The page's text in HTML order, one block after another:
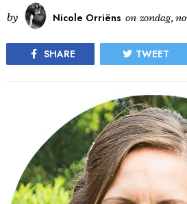
by Nicole Orriëns on zondag,
SHARE TWEET